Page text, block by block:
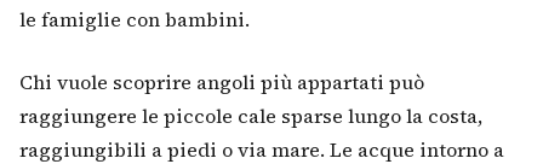
le famiglie con bambini.
Chi vuole scoprire angoli più appartati può
raggiungere le piccole cale sparse lungo la costa,
raggiungibili a piedi o via mare. Le acque intorno a